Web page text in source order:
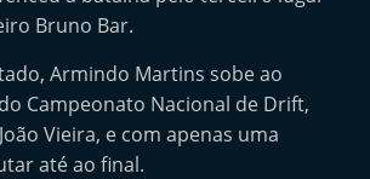
Bruno Bar.
Armindo Martins sobe ao
Campeonato Nacional de Drift,
Vieira, e com apenas uma
até ao final.